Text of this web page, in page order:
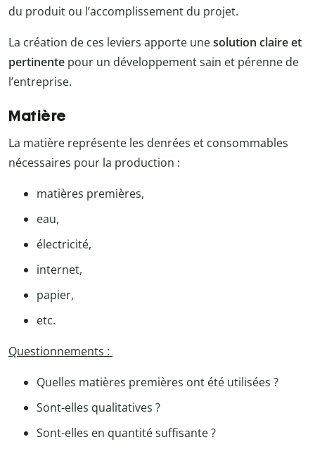
du produit ou l’accomplissement du projet.
La création de ces leviers apporte unesolution claire et
pertinente pour un développement sain et pérenne de
l’entreprise.
Matière
La matière représente les denrées et consommables
nécessaires pour la production :
matières premières,
eau,
électricité,
internet,
papier,
etc.
Questionnements :
Quelles matières premières ont été utilisées ?
Sont-elles qualitatives ?
Sont-elles en quantité suffisante ?